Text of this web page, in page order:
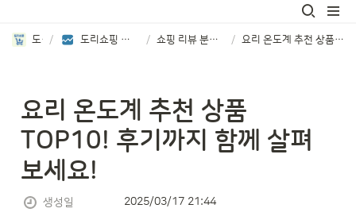
도리쇼핑/ 도리쇼핑 추천 상품 리뷰분석 보기 / 쇼핑 리뷰 분석 TOP8 제품 소개 / 요리 온도계 추천 상품 TOP10! 후기까지 함께 살펴보세요!
요리 온도계 추천 상품
TOP10! 후기까지 함께 살펴
보세요!
생성일 2025/03/17 21:44